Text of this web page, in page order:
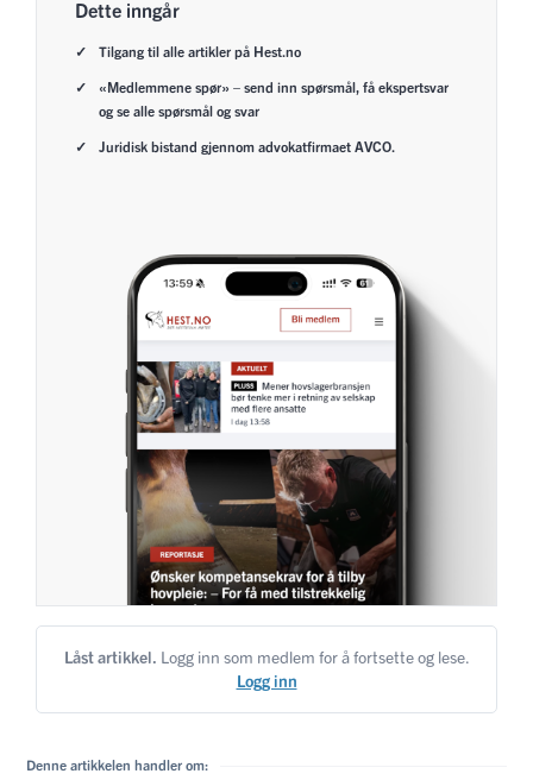
Dette inngår
Tilgang til alle artikler på Hest.no
«Medlemmene spør» – send inn spørsmål, få ekspertsvar
og se alle spørsmål og svar
Juridisk bistand gjennom advokatfirmaet AVCO.
Låst artikkel. Logg inn som medlem for å fortsette og lese.
Logg inn
Denne artikkelen handler om: